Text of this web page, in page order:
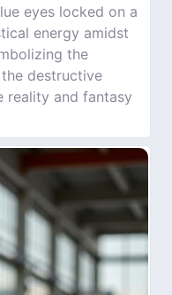
eyes locked on a
energy amidst
the
destructive
reality and fantasy